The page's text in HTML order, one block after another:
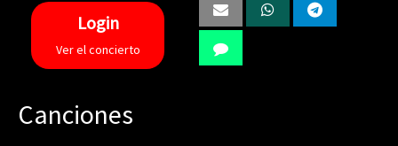
Login
Ver el concierto
Canciones